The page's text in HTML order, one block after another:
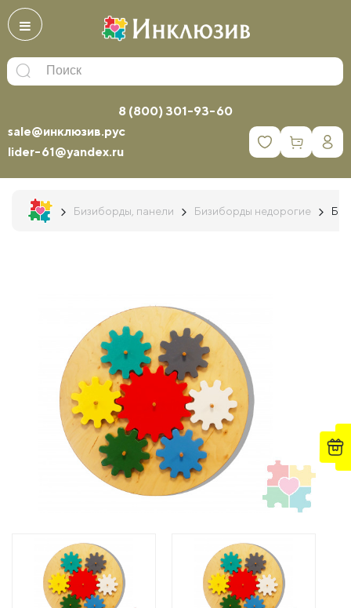
8 (800) 301-93-60
sale@инклюзив.рус
lider-61@yandex.ru
0
Бизиборды, панели Бизиборды недорогие